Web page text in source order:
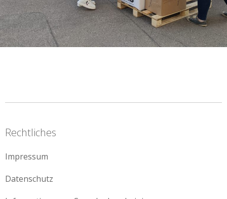
Rechtliches
Impressum
Datenschutz